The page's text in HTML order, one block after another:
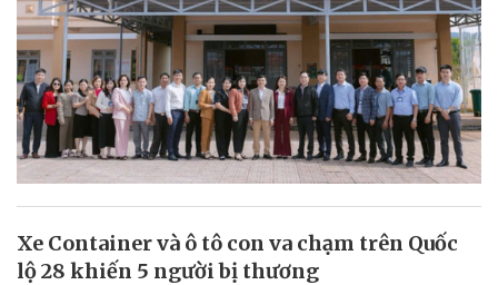
Xe Container và ô tô con va chạm trên Quốc
lộ 28 khiến 5 người bị thương